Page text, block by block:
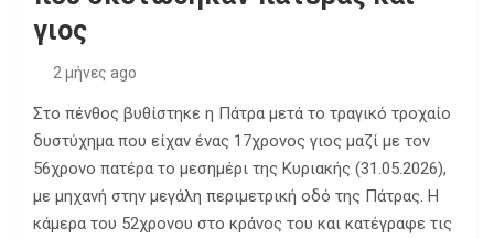
γιος
2 μήνες ago
Στο πένθος βυθίστηκε η Πάτρα μετά το τραγικό τροχαίο
δυστύχημα που είχαν ένας 17χρονος γιος μαζί με τον
56χρονο πατέρα το μεσημέρι της Κυριακής (31.05.2026),
με μηχανή στην μεγάλη περιμετρική οδό της Πάτρας. Η
κάμερα του 52χρονου στο κράνος του και κατέγραφε τις